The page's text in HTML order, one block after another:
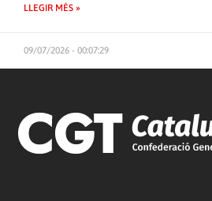
LLEGIR MÉS »
09/07/2026 - 00:07:29